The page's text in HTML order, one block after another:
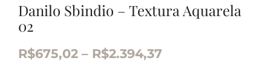
Danilo Sbindio – Textura Aquarela
02
R$675,02 – R$2.394,37